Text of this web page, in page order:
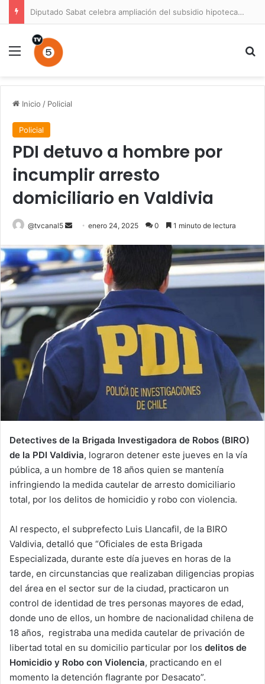
Diputado Sabat celebra ampliación del subsidio hipotecario con viviendas de hasta 6.000 UF
Menú
Inicio / Policial
Policial
PDI detuvo a hombre por
incumplir arresto
domiciliario en Valdivia
@tvcanal5
Send
email
enero 24, 2025 0 1 minuto de lectura
Detectives de la Brigada Investigadora de Robos (BIRO)
de la PDI Valdivia, lograron detener este jueves en la vía
pública, a un hombre de 18 años quien se mantenía
infringiendo la medida cautelar de arresto domiciliario
total, por los delitos de homicidio y robo con violencia.
Al respecto, el subprefecto Luis Llancafil, de la BIRO
Valdivia, detalló que “Oficiales de esta Brigada
Especializada, durante este día jueves en horas de la
tarde, en circunstancias que realizaban diligencias propias
del área en el sector sur de la ciudad, practicaron un
control de identidad de tres personas mayores de edad,
donde uno de ellos, un hombre de nacionalidad chilena de
18 años, registraba una medida cautelar de privación de
libertad total en su domicilio particular por los delitos de
Homicidio y Robo con Violencia, practicando en el
momento la detención flagrante por Desacato”.